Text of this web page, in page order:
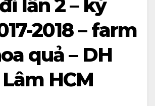
lần 2 – kỳ
2018 – farm
quả – DH
HCM